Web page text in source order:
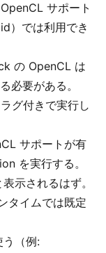
サポート
）では利用でき
の OpenCL は
必要がある。
グ付きで実行し
サポートが有
を実行する。
表示されるはず。
タイムでは既定
う（例: